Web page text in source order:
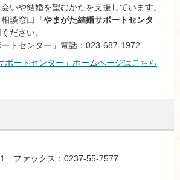
いや結婚を望むかたを支援しています。
談窓口
「やまがた結婚サポートセンタ
ださい。
ートセンター」電話：023-687-1972
ポートセンター」ホームページはこちら
ファックス：0237-55-7577